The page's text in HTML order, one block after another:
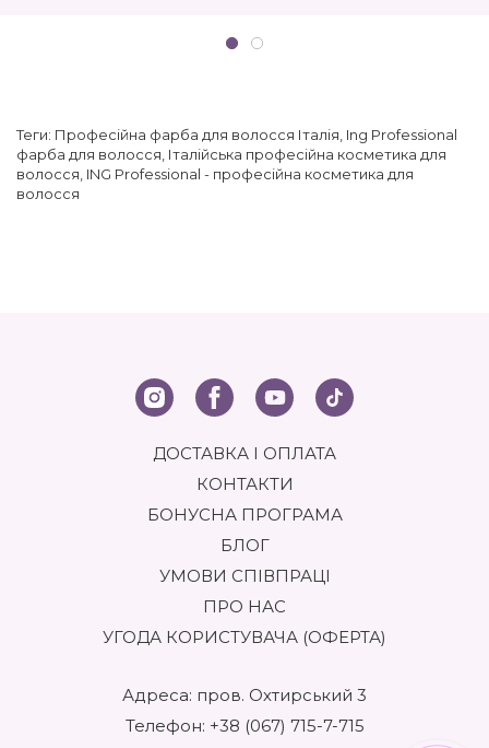
Теги: Професійна фарба для волосся Італія Ing Professional
фарба для волосся Італійська професійна косметика для
волосся ING Professional - професійна косметика для
волосся
ДОСТАВКА І ОПЛАТА
КОНТАКТИ
БОНУСНА ПРОГРАМА
БЛОГ
УМОВИ СПІВПРАЦІ
ПРО НАС
УГОДА КОРИСТУВАЧА (ОФЕРТА)
Адреса: пров. Охтирський 3
Телефон: +38 (067) 715-7-715